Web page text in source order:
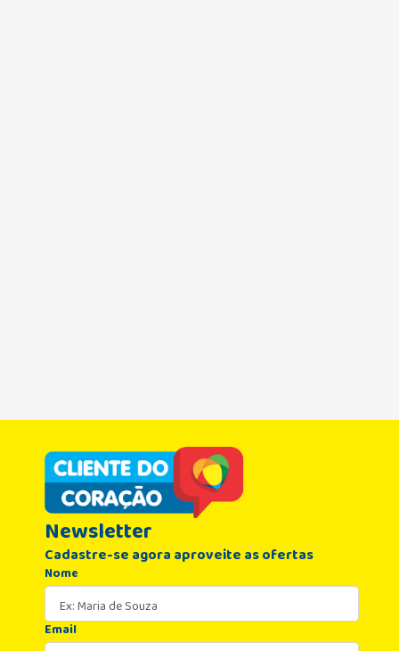
Newsletter
Cadastre-se agora aproveite as ofertas
Nome
Email